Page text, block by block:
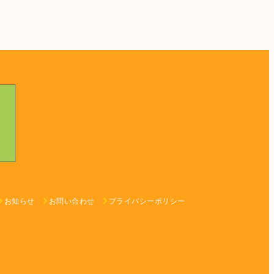
お知らせ お問い合わせ プライバシーポリシー